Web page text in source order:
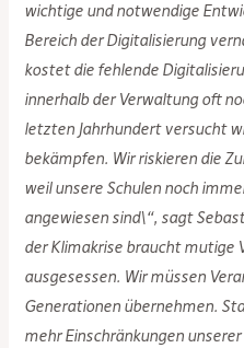
wichtige und notwendige
Bereich der Digitalisierung
kostet die fehlende
innerhalb der Verwaltung oft
letzten Jahrhundert versucht
bekämpfen. Wir riskieren die
weil unsere Schulen noch
angewiesen sind\“, sagt
der Klimakrise braucht mutige
ausgesessen. Wir müssen
Generationen übernehmen.
mehr Einschränkungen